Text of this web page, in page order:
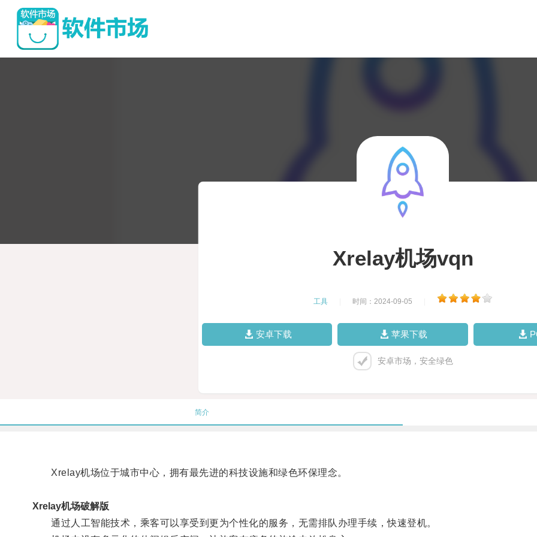
Xrelay机场vqn
工具 时间：2024-09-05
安卓下载 苹果下载
安卓市场，安全绿色
简介
Xrelay机场位于城市中心，拥有最先进的科技设施和绿色环保理念。
Xrelay机场破解版
通过人工智能技术，乘客可以享受到更为个性化的服务，无需排队办理手续，快速登机。